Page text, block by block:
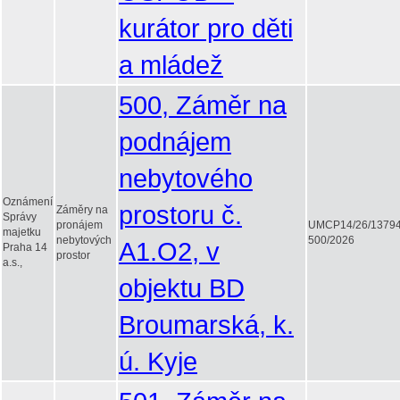
kurátor pro děti
a mládež
Oznámení
Správy
majetku
Praha 14
a.s.,
Záměry na
pronájem
nebytových
prostor
500, Záměr na
podnájem
nebytového
prostoru č.
A1.O2, v
objektu BD
Broumarská, k.
ú. Kyje
UMCP14/26/
500/2026